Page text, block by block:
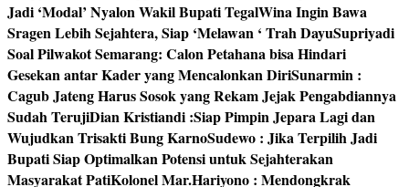
Jadi ‘Modal’ Nyalon Wakil Bupati TegalWina Ingin Bawa
Sragen Lebih Sejahtera, Siap ‘Melawan ‘ Trah DayuSupriyadi
Soal Pilwakot Semarang: Calon Petahana bisa Hindari
Gesekan antar Kader yang Mencalonkan DiriSunarmin :
Cagub Jateng Harus Sosok yang Rekam Jejak Pengabdiannya
Sudah TerujiDian Kristiandi :Siap Pimpin Jepara Lagi dan
Wujudkan Trisakti Bung KarnoSudewo : Jika Terpilih Jadi
Bupati Siap Optimalkan Potensi untuk Sejahterakan
Masyarakat PatiKolonel Mar.Hariyono : Mendongkrak